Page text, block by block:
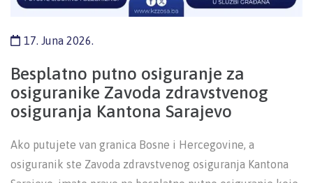
17. Juna 2026.
Besplatno putno osiguranje za
osiguranike Zavoda zdravstvenog
osiguranja Kantona Sarajevo
Ako putujete van granica Bosne i Hercegovine, a
osiguranik ste Zavoda zdravstvenog osiguranja Kantona